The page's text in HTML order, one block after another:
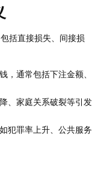
括直接损失、间接损
，通常包括下注金额、
、家庭关系破裂等引发
犯罪率上升、公共服务